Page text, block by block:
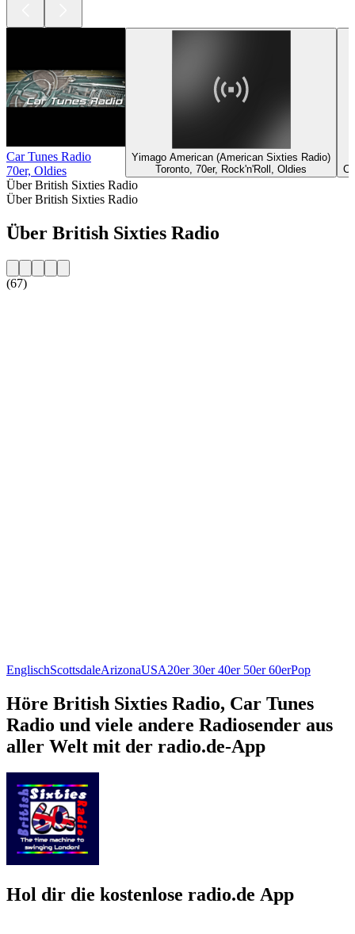
Car Tunes Radio
70er, Oldies
Yimago American (American Sixties Radio)
Toronto, 70er, Rock'n'Roll, Oldies
Über British Sixties Radio
Über British Sixties Radio
Über British Sixties Radio
(67)
EnglischScottsdaleArizonaUSA20er 30er 40er 50er 60erPop
Höre British Sixties Radio, Car Tunes
Radio und viele andere Radiosender aus
aller Welt mit der radio.de-App
Hol dir die kostenlose radio.de App